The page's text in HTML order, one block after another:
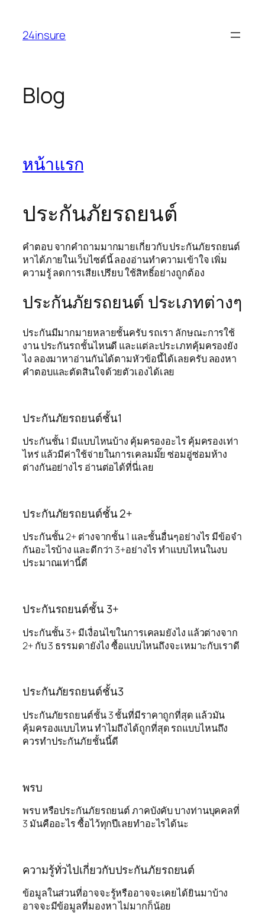
content
24insure
Blog
หน้าแรก
ประกันภัยรถยนต์
คำตอบ จากคำถามมากมายเกี่ยวกับ ประกันภัยรถยนต์
หาได้ภายในเว็บไซต์นี้ ลองอ่านทำความเข้าใจ เพิ่ม
ความรู้ ลดการเสียเปรียบ ใช้สิทธิ์อย่างถูกต้อง
ประกันภัยรถยนต์ ประเภทต่างๆ
ประกันมีมากมายหลายชั้นครับ รถเรา ลักษณะการใช้
งาน ประกันรถชั้นไหนดี และแต่ละประเภทคุ้มครองยัง
ไง ลองมาหาอ่านกันได้ตามหัวข้อนี้ได้เลยครับ ลองหา
คำตอบและตัดสินใจด้วยตัวเองได้เลย
ประกันภัยรถยนต์ชั้น1
ประกันชั้น 1 มีแบบไหนบ้าง คุ้มครองอะไร คุ้มครองเท่า
ไหร่ แล้วมีค่าใช้จ่ายในการเคลมมั๊ย ซ่อมอู่ซ่อมห้าง
ต่างกันอย่างไร อ่านต่อได้ที่นี่เลย
ประกันภัยรถยนต์ชั้น 2+
ประกันชั้น 2+ ต่างจากชั้น 1 และชั้นอื่นๆอย่างไร มีข้อจำ
กันอะไรบ้าง และดีกว่า 3+อย่างไร ทำแบบไหนในงบ
ประมาณเท่านี้ดี
ประกันรถยนต์ชั้น 3+
ประกันชั้น 3+ มีเงื่อนไขในการเคลมยังไง แล้วต่างจาก
2+ กับ 3 ธรรมดายังไง ซื้อแบบไหนถึงจะเหมาะกับเราดี
ประกันภัยรถยนต์ชั้น3
ประกันภัยรถยนต์ชั้น 3 ชั้นที่มีราคาถูกที่สุด แล้วมัน
คุ้มครองแบบไหน ทำไมถึงได้ถูกที่สุด รถแบบไหนถึง
ควรทำประกันภัยชั้นนี้ดี
พรบ
พรบ หรือประกันภัยรถยนต์ ภาคบังคับ บางท่านบุคคลที่
3 มันคืออะไร ซื้อไว้ทุกปีเลยทำอะไรได้นะ
ความรู้ทั่วไปเกี่ยวกับประกันภัยรถยนต์
ข้อมูลในส่วนที่อาจจะรู้หรืออาจจะเคยได้ยินมาบ้าง
อาจจะมีข้อมูลที่มองหา ไม่มากก็น้อย